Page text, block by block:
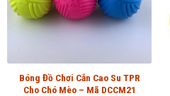
Bóng Đồ Chơi Cắn Cao Su TPR
Cho Chó Mèo – Mã DCCM21